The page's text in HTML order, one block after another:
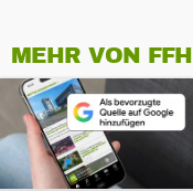
MEHR VON FFH